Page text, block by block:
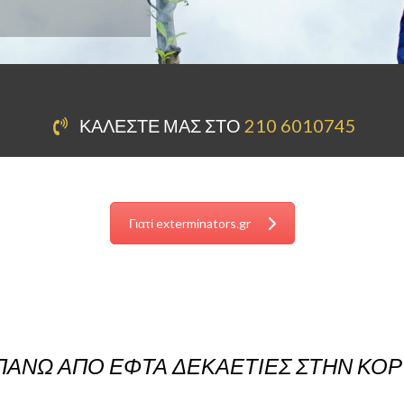
ΚΑΛΈΣΤΕ ΜΑΣ ΣΤΟ 210 6010745
Γιατί exterminators.gr
ΑΠΌ ΕΦΤΆ ΔΕΚΑΕΤΊΕΣ ΣΤΗΝ